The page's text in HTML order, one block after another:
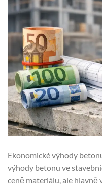
Ekonomické výhody
výhody betonu ve
ceně materiálu, ale hlavně